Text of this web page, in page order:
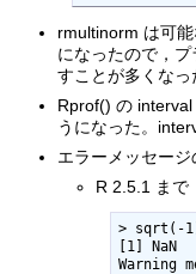
rmultinorm は可
になったので，
すことが多くなっ
Rprof() の
うになった。
エラーメッセー
R 2.5.1 まで
> sqrt(-
[1] NaN
Warning